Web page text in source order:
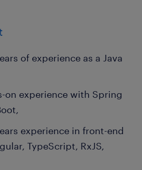
of experience as a Java
on experience with Spring
experience in front-end
TypeScript, RxJS,